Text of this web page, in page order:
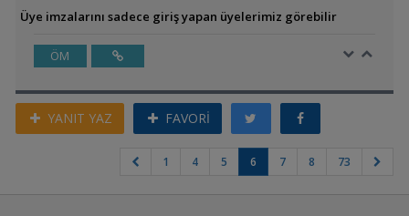
Üye imzalarını sadece giriş yapan üyelerimiz görebilir
ÖM
YANIT YAZ FAVORİ
1 4 5 6 7 8 73